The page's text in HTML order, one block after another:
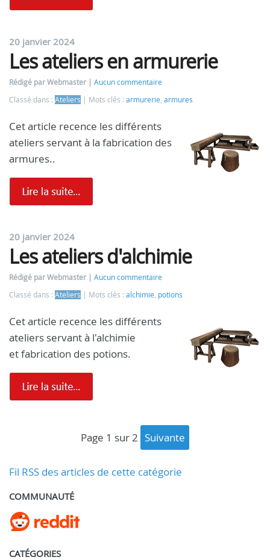
20 janvier 2024
Les ateliers en armurerie
Rédigé par Webmaster
Aucun commentaire
Classé dans : Ateliers Mots clés : armurerie armures
Cet article recence les différents
ateliers servant à la fabrication des
armures..
20 janvier 2024
Les ateliers d'alchimie
Rédigé par Webmaster
Aucun commentaire
Classé dans : Ateliers Mots clés : alchimie potions
Cet article recence les différents
ateliers servant à l'alchimie
et fabrication des potions.
page 1 sur 2 suivante
Fil RSS des articles de cette catégorie
COMMUNAUTÉ
CATÉGORIES